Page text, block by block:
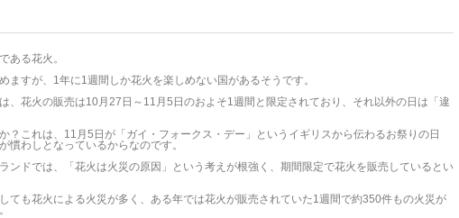
ある花火。
ますが、1年に1週間しか花火を楽しめない国があるそうです。
、花火の販売は10月27日～11月5日のおよそ1週間と限定されており、それ以外の日は「違
？これは、11月5日が「ガイ・フォークス・デー」というイギリスから伝わるお祭りの日
慣わしとなっているからなのです。
ンドでは、「花火は火災の原因」という考えが根強く、期間限定で花火を販売しているとい
ても花火による火災が多く、ある年では花火が販売されていた1週間で約350件もの火災が